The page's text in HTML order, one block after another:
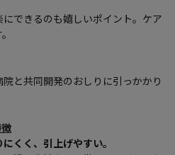
できるのも嬉しいポイント。ケア
と共同開発のおしりに引っかかり
くく、引上げやすい。